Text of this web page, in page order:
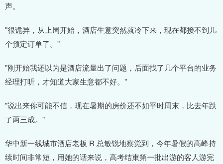
声。
"很诡异，从上周开始，酒店生意突然就冷下来，现在都接不到几
个预定订单了。"
"刚开始我还以为是酒店流量出了问题，后面找了几个平台的业务
经理打听，才知道大家生意都不好。"
"说出来你可能不信，现在暑期的房价还不如平时周末，比去年跌
了两三成。"
华中新一线城市酒店老板 R 总敏锐地察觉到，今年暑假的高峰持
续时间非常短，用她的话来说，高考结束第一批出游的客人游完